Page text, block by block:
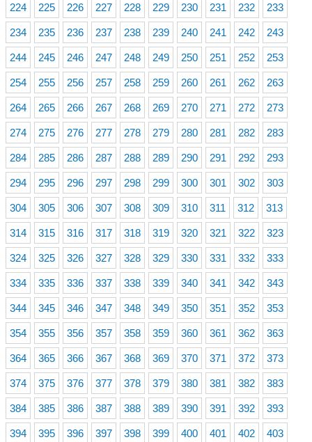
224 225 226 227 228 229 230 231 232 233
234 235 236 237 238 239 240 241 242 243
244 245 246 247 248 249 250 251 252 253
254 255 256 257 258 259 260 261 262 263
264 265 266 267 268 269 270 271 272 273
274 275 276 277 278 279 280 281 282 283
284 285 286 287 288 289 290 291 292 293
294 295 296 297 298 299 300 301 302 303
304 305 306 307 308 309 310 311 312 313
314 315 316 317 318 319 320 321 322 323
324 325 326 327 328 329 330 331 332 333
334 335 336 337 338 339 340 341 342 343
344 345 346 347 348 349 350 351 352 353
354 355 356 357 358 359 360 361 362 363
364 365 366 367 368 369 370 371 372 373
374 375 376 377 378 379 380 381 382 383
384 385 386 387 388 389 390 391 392 393
394 395 396 397 398 399 400 401 402 403